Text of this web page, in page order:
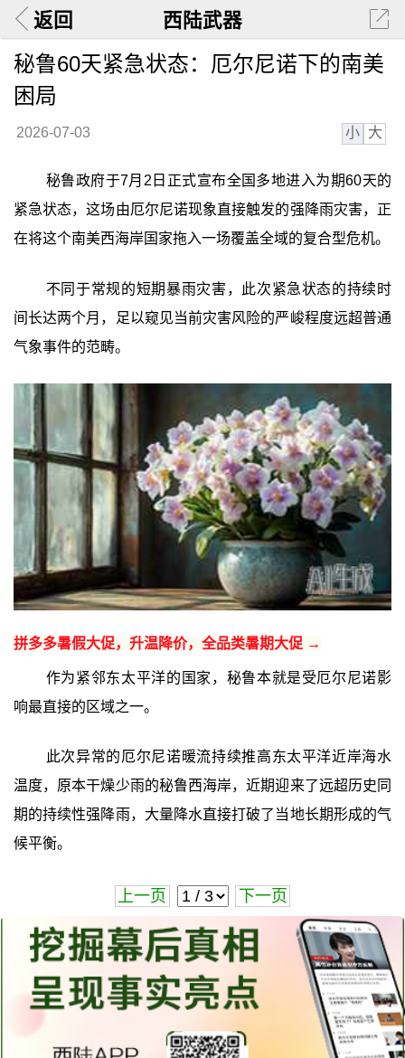
返回 西陆武器
秘鲁60天紧急状态：厄尔尼诺下的南美
困局
2026-07-03 小 大
秘鲁政府于7月2日正式宣布全国多地进入为期60天的
紧急状态，这场由厄尔尼诺现象直接触发的强降雨灾害，正
在将这个南美西海岸国家拖入一场覆盖全域的复合型危机。
不同于常规的短期暴雨灾害，此次紧急状态的持续时
间长达两个月，足以窥见当前灾害风险的严峻程度远超普通
气象事件的范畴。
拼多多暑假大促，升温降价，全品类暑期大促 →
作为紧邻东太平洋的国家，秘鲁本就是受厄尔尼诺影
响最直接的区域之一。
此次异常的厄尔尼诺暖流持续推高东太平洋近岸海水
温度，原本干燥少雨的秘鲁西海岸，近期迎来了远超历史同
期的持续性强降雨，大量降水直接打破了当地长期形成的气
候平衡。
上一页 下一页